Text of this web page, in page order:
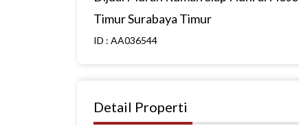
Timur Surabaya Timur
ID : AA036544
Detail Properti